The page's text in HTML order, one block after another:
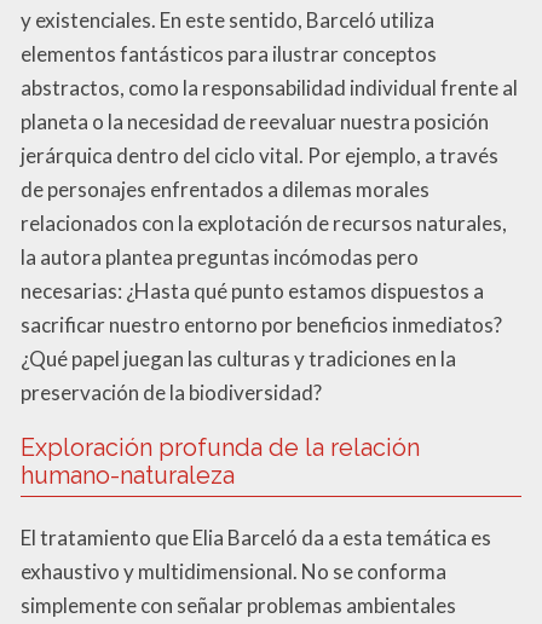
y existenciales. En este sentido, Barceló utiliza
elementos fantásticos para ilustrar conceptos
abstractos, como la responsabilidad individual frente al
planeta o la necesidad de reevaluar nuestra posición
jerárquica dentro del ciclo vital. Por ejemplo, a través
de personajes enfrentados a dilemas morales
relacionados con la explotación de recursos naturales,
la autora plantea preguntas incómodas pero
necesarias: ¿Hasta qué punto estamos dispuestos a
sacrificar nuestro entorno por beneficios inmediatos?
¿Qué papel juegan las culturas y tradiciones en la
preservación de la biodiversidad?
Exploración profunda de la relación
humano-naturaleza
El tratamiento que Elia Barceló da a esta temática es
exhaustivo y multidimensional. No se conforma
simplemente con señalar problemas ambientales